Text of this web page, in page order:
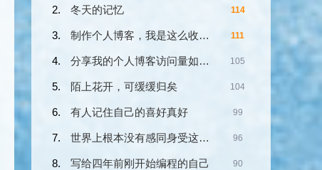
冬天的记忆 114
制作个人博客，我是这么收费的？ 111
分享我的个人博客访问量如何做到IP从10到2000的(图文) 105
陌上花开，可缓缓归矣 104
有人记住自己的喜好真好 99
世界上根本没有感同身受这回事 96
写给四年前刚开始编程的自己 90